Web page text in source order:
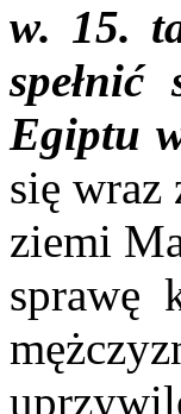
w. 15.
Egiptu
się wraz
ziemi
sprawę